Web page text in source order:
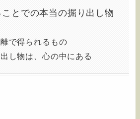
とでの本当の掘り出し物
で得られるもの
し物は、心の中にある